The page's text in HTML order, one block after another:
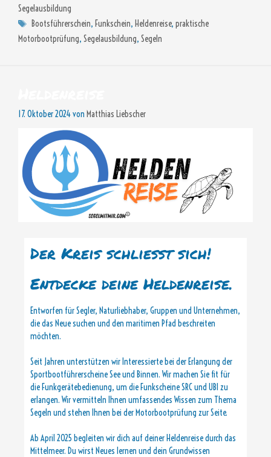
Segelausbildung
Schlagwörter
Bootsführerschein, Funkschein, Heldenreise,praktische
Motorbootprüfung, Segelausbildung, Segeln
17. Oktober 2024von Matthias Liebscher
Der Kreis schließt sich!
Entdecke deine Heldenreise.
Entworfen für Segler, Naturliebhaber, Gruppen und Unternehmen,
die das Neue suchen und den maritimen Pfad beschreiten
möchten.
Seit Jahren unterstützen wir Interessierte bei der Erlangung der
Sportbootführerscheine See und Binnen. Wir machen Sie fit für
die Funkgerätebedienung, um die Funkscheine SRC und UBI zu
erlangen. Wir vermitteln Ihnen umfassendes Wissen zum Thema
Segeln und stehen Ihnen bei der Motorbootprüfung zur Seite.
Ab April 2025 begleiten wir dich auf deiner Heldenreise durch das
Mittelmeer. Du wirst Neues lernen und dein Grundwissen